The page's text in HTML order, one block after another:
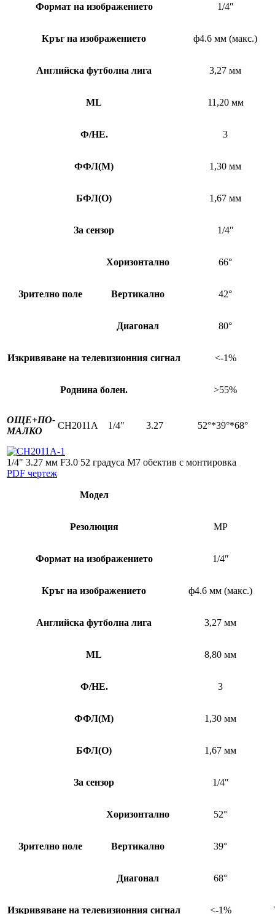
Формат на изображението 1/4″
Кръг на изображението ф4.6 мм (макс.)
Английска футболна лига 3,27 мм
ML 11,20 мм
Ф/НЕ. 3
ФФЛ(M) 1,30 мм
БФЛ(O) 1,67 мм
За сензор 1/4″
Зрително поле
Хоризонтално 66°
Вертикално 42°
Диагонал 80°
Изкривяване на телевизионния сигнал <-1%
Роднина болен. >55%
ОЩЕ+ПО-
МАЛКО
CH2011A 1/4" 3.27 52°*39°*68°
1/4" 3.27 мм F3.0 52 градуса M7 обектив с монтировка
PDF чертеж
Модел
Резолюция MP
Формат на изображението 1/4″
Кръг на изображението ф4.6 мм (макс.)
Английска футболна лига 3,27 мм
ML 8,80 мм
Ф/НЕ. 3
ФФЛ(M) 1,30 мм
БФЛ(O) 1,67 мм
За сензор 1/4″
Зрително поле
Хоризонтално 52°
Вертикално 39°
Диагонал 68°
Изкривяване на телевизионния сигнал <-1%